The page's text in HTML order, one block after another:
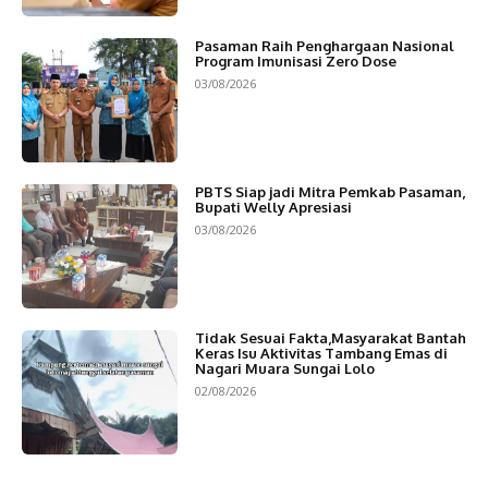
Pasaman Raih Penghargaan Nasional
Program Imunisasi Zero Dose
03/08/2026
PBTS Siap jadi Mitra Pemkab Pasaman,
Bupati Welly Apresiasi
03/08/2026
Tidak Sesuai Fakta,Masyarakat Bantah
Keras Isu Aktivitas Tambang Emas di
Nagari Muara Sungai Lolo
02/08/2026